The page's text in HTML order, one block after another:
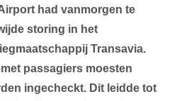
had vanmorgen te
storing in het
Transavia.
passagiers moesten
ingecheckt. Dit leidde tot